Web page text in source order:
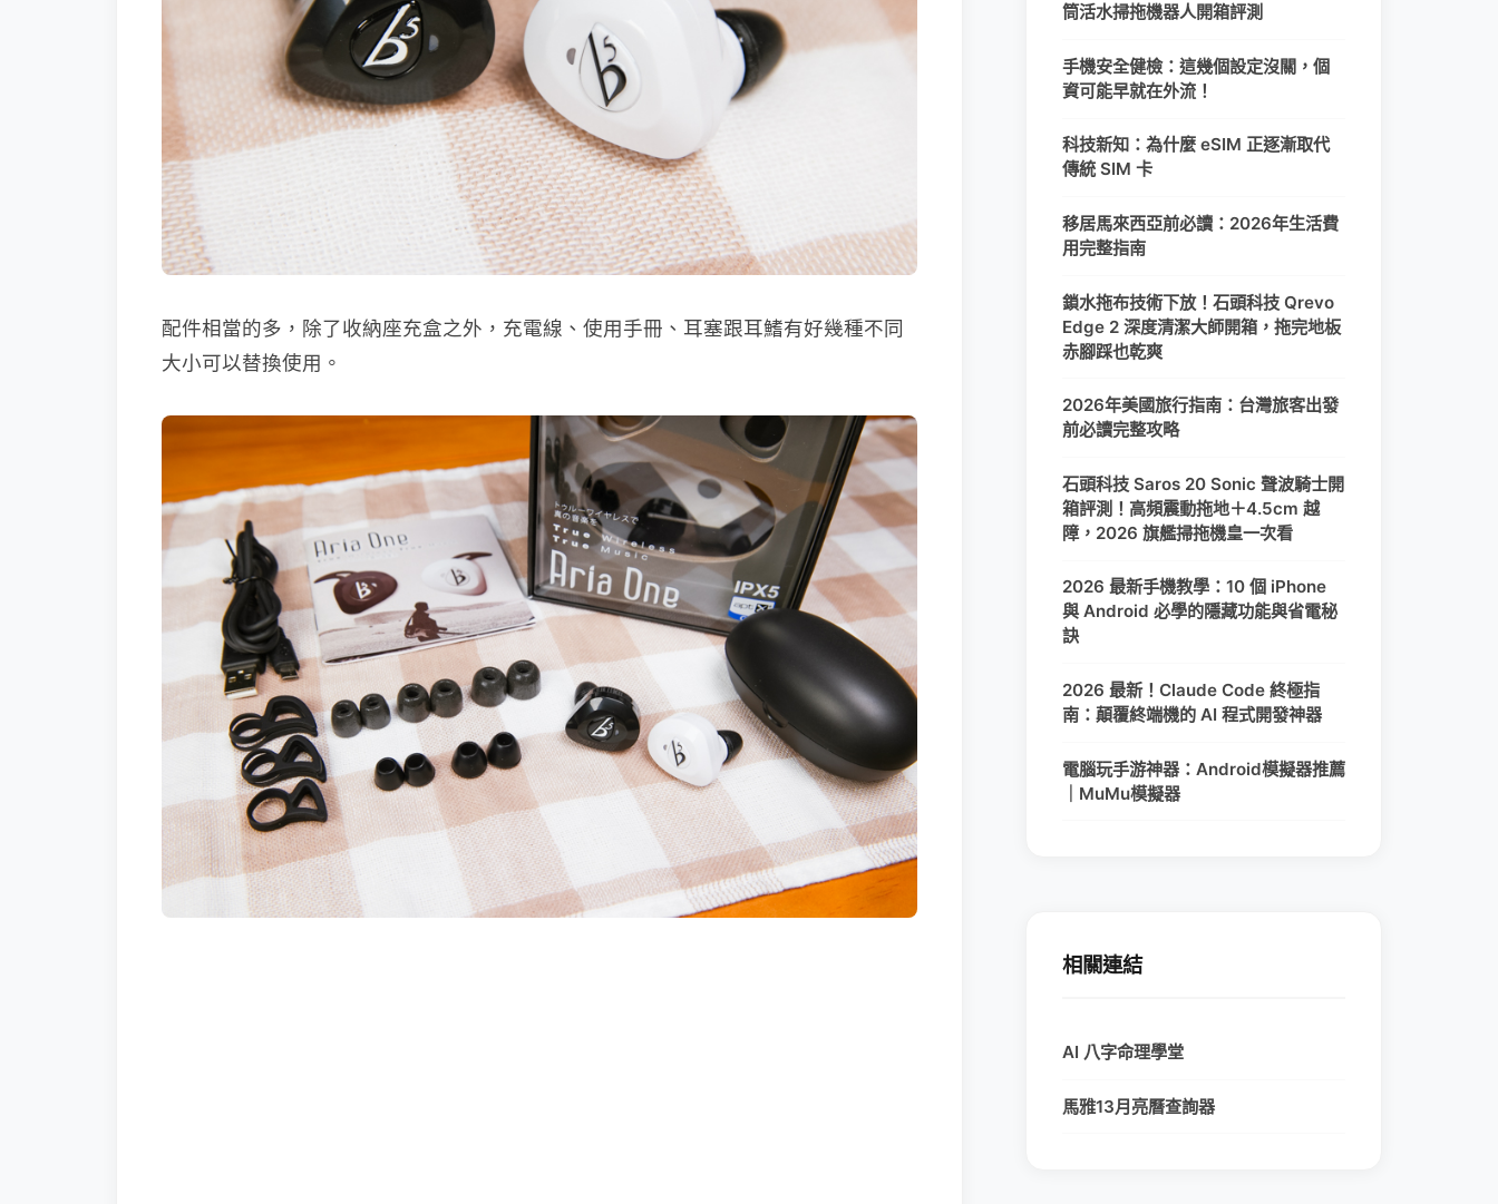
配件相當的多，除了收納座充盒之外，充電線、使用手冊、耳塞跟耳鰭有好幾種不同
大小可以替換使用。
筒活水掃拖機器人開箱評測
手機安全健檢：這幾個設定沒關，個
資可能早就在外流！
科技新知：為什麼 eSIM 正逐漸取代
傳統 SIM 卡
移居馬來西亞前必讀：2026年生活費
用完整指南
鎖水拖布技術下放！石頭科技 Qrevo
Edge 2 深度清潔大師開箱，拖完地板
赤腳踩也乾爽
2026年美國旅行指南：台灣旅客出發
前必讀完整攻略
石頭科技 Saros 20 Sonic 聲波騎士開
箱評測！高頻震動拖地＋4.5cm 越
障，2026 旗艦掃拖機皇一次看
2026 最新手機教學：10 個 iPhone
與 Android 必學的隱藏功能與省電秘
訣
2026 最新！Claude Code 終極指
南：顛覆終端機的 AI 程式開發神器
電腦玩手游神器：Android模擬器推薦
｜MuMu模擬器
相關連結
AI 八字命理學堂
馬雅13月亮曆查詢器